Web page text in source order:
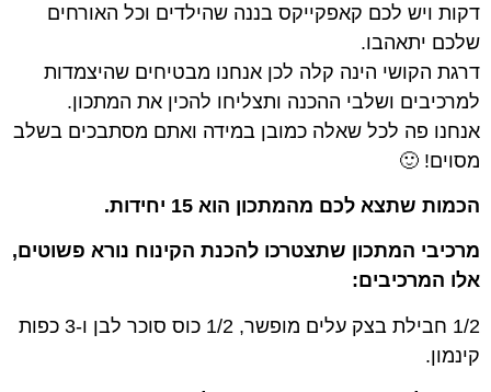
דקות ויש לכם קאפקייקס בננה שהילדים וכל האורחים
שלכם יתאהבו.
דרגת הקושי הינה קלה לכן אנחנו מבטיחים שהיצמדות
למרכיבים ושלבי ההכנה ותצליחו להכין את המתכון.
אנחנו פה לכל שאלה כמובן במידה ואתם מסתבכים בשלב
מסוים! 🙂
הכמות שתצא לכם מהמתכון הוא 15 יחידות.
מרכיבי המתכון שתצטרכו להכנת הקינוח נורא פשוטים,
אלו המרכיבים:
1/2 חבילת בצק עלים מופשר, 1/2 כוס סוכר לבן ו-3 כפות
קינמון.